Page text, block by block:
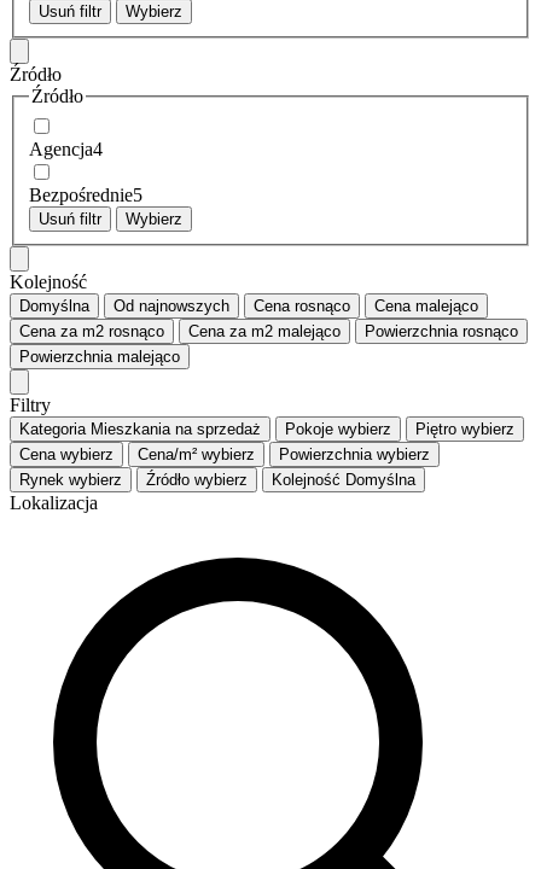
Usuń filtr Wybierz
Źródło
Źródło
Agencja4
Bezpośrednie5
Usuń filtr Wybierz
Kolejność
Domyślna Od najnowszych Cena rosnąco Cena malejąco
Cena za m2 rosnąco Cena za m2 malejąco Powierzchnia rosnąco
Powierzchnia malejąco
Filtry
Kategoria Mieszkania na sprzedaż Pokoje wybierz Piętro wybierz
Cena wybierz Cena/m² wybierz Powierzchnia wybierz
Rynek wybierz Źródło wybierz Kolejność Domyślna
Lokalizacja